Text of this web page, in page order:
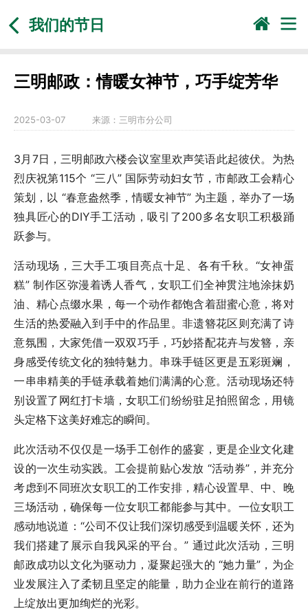
我们的节日
三明邮政：情暖女神节，巧手绽芳华
2025-03-07 来源： 三明市分公司
3月7日，三明邮政六楼会议室里欢声笑语此起彼伏。为热
烈庆祝第115个 “三八” 国际劳动妇女节，市邮政工会精心
策划，以 “春意盎然季，情暖女神节” 为主题，举办了一场
独具匠心的DIY手工活动，吸引了200多名女职工积极踊
跃参与。
活动现场，三大手工项目亮点十足、各有千秋。“女神蛋
糕” 制作区弥漫着诱人香气，女职工们全神贯注地涂抹奶
油、精心点缀水果，每一个动作都饱含着甜蜜心意，将对
生活的热爱融入到手中的作品里。非遗簪花区则充满了诗
意氛围，大家凭借一双双巧手，巧妙搭配花卉与发簪，亲
身感受传统文化的独特魅力。串珠手链区更是五彩斑斓，
一串串精美的手链承载着她们满满的心意。活动现场还特
别设置了网红打卡墙，女职工们纷纷驻足拍照留念，用镜
头定格下这美好难忘的瞬间。
此次活动不仅仅是一场手工创作的盛宴，更是企业文化建
设的一次生动实践。工会提前贴心发放 “活动券”，并充分
考虑到不同班次女职工的工作安排，精心设置早、中、晚
三场活动，确保每一位女职工都能参与其中。一位女职工
感动地说道：“公司不仅让我们深切感受到温暖关怀，还为
我们搭建了展示自我风采的平台。” 通过此次活动，三明
邮政成功以文化为驱动力，凝聚起强大的 “她力量”，为企
业发展注入了柔韧且坚定的能量，助力企业在前行的道路
上绽放出更加绚烂的光彩。